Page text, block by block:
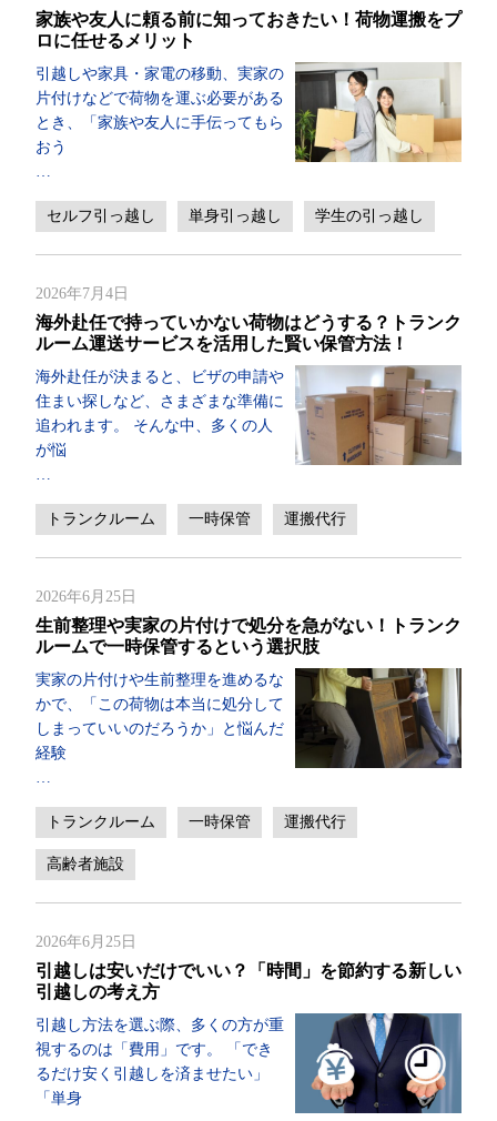
家族や友人に頼る前に知っておきたい！荷物運搬をプ
ロに任せるメリット
引越しや家具・家電の移動、実家の
片付けなどで荷物を運ぶ必要がある
とき、「家族や友人に手伝ってもら
おう
セルフ引っ越し 単身引っ越し 学生の引っ越し
2026年7月4日
海外赴任で持っていかない荷物はどうする？トランク
ルーム運送サービスを活用した賢い保管方法！
海外赴任が決まると、ビザの申請や
住まい探しなど、さまざまな準備に
追われます。 そんな中、多くの人
が悩
トランクルーム 一時保管 運搬代行
2026年6月25日
生前整理や実家の片付けで処分を急がない！トランク
ルームで一時保管するという選択肢
実家の片付けや生前整理を進めるな
かで、「この荷物は本当に処分して
しまっていいのだろうか」と悩んだ
経験
トランクルーム 一時保管 運搬代行
高齢者施設
2026年6月25日
引越しは安いだけでいい？「時間」を節約する新しい
引越しの考え方
引越し方法を選ぶ際、多くの方が重
視するのは「費用」です。 「でき
るだけ安く引越しを済ませたい」
「単身